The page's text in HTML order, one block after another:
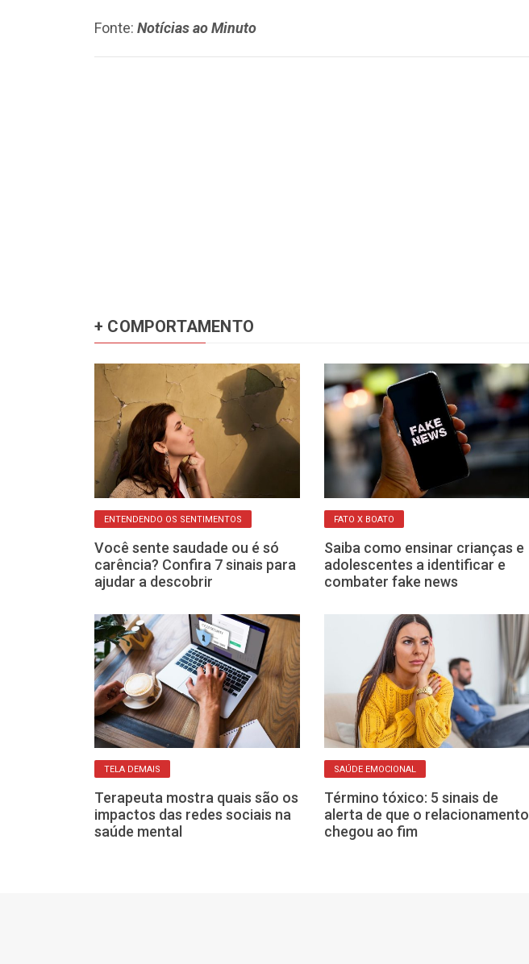
Fonte: Notícias ao Minuto
+ COMPORTAMENTO
ENTENDENDO OS SENTIMENTOS
Você sente saudade ou é só
carência? Confira 7 sinais para
ajudar a descobrir
FATO X BOATO
Saiba como ensinar crianças e
adolescentes a identificar e
combater fake news
TELA DEMAIS
Terapeuta mostra quais são os
impactos das redes sociais na
saúde mental
SAÚDE EMOCIONAL
Término tóxico: 5 sinais de
alerta de que o relacionamento
chegou ao fim